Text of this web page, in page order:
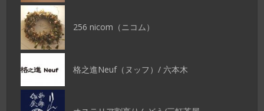
256 nicom（ニコム）
格之進Neuf（ヌッフ）/ 六本木